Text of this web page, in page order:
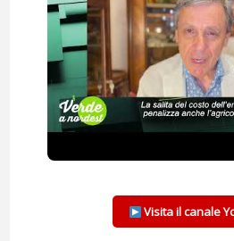
Visita il canale